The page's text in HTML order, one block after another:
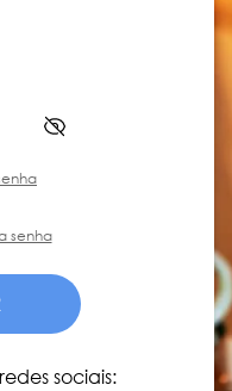
senha
sociais: